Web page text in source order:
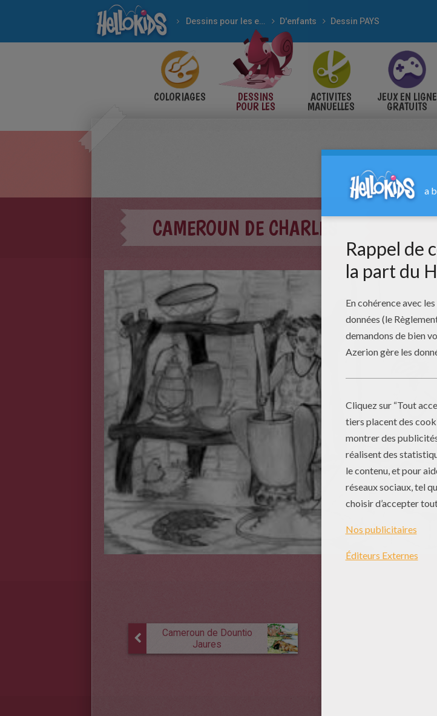
Dessins pour les enfants D'enfants Dessin PAYS
COLORIAGES DESSINS
POUR LES
ACTIVITES
MANUELLES
JEUX EN LIGNE
GRATUITS
CAMEROUN DE CHARLES
Cameroun de Dountio
Jaures